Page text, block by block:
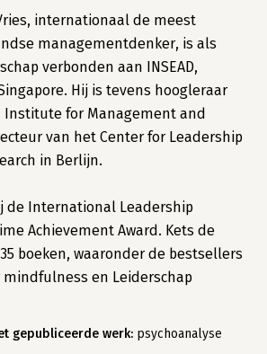
internationaal de meest
managementdenker, is als
verbonden aan INSEAD,
Hij is tevens hoogleraar
Institute for Management and
van het Center for Leadership
in Berlijn.
de International Leadership
Achievement Award. Kets de
boeken, waaronder de bestsellers
mindfulness en Leiderschap
gepubliceerde werk: psychoanalyse